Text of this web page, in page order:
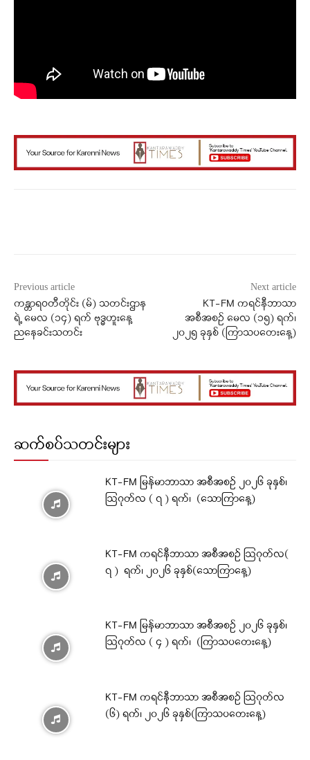
Previous article
ကန္တာရဝတီတိုင်း (မ်) သတင်းဌာန
ရဲ့ မေလ (၁၄) ရက် ဗုဒ္ဓဟူးနေ့
ညနေခင်းသတင်း
Next article
KT-FM ကရင်နီဘာသာ
အစီအစဉ် မေလ (၁၅) ရက်၊
၂၀၂၅ ခုနှစ် (ကြာသပတေးနေ့)
ဆက်စပ်သတင်းများ
KT-FM မြန်မာဘာသာ အစီအစဉ် ၂၀၂၆ ခုနှစ်၊
ဩဂုတ်လ ( ၇ ) ရက်၊ (သောကြာနေ့)
KT-FM ကရင်နီဘာသာ အစီအစဉ် ဩဂုတ်လ(
၇ ) ရက်၊ ၂၀၂၆ ခုနှစ်(သောကြာနေ့)
KT-FM မြန်မာဘာသာ အစီအစဉ် ၂၀၂၆ ခုနှစ်၊
ဩဂုတ်လ ( ၄ ) ရက်၊ (ကြာသပတေးနေ့)
KT-FM ကရင်နီဘာသာ အစီအစဉ် ဩဂုတ်လ
(၆) ရက်၊ ၂၀၂၆ ခုနှစ်(ကြာသပတေးနေ့)